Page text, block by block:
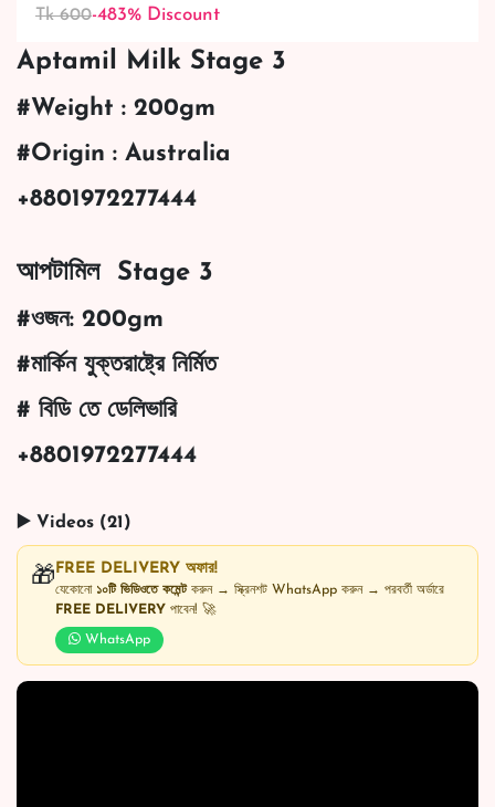
Tk 600-483% Discount
Aptamil Milk Stage 3
#Weight : 200gm
#Origin : Australia
+8801972277444
আপটামিল Stage 3
#ওজন: 200gm
#মার্কিন যুক্তরাষ্ট্রে নির্মিত
# বিডি তে ডেলিভারি
+8801972277444
▶️ Videos (21)
🎁 FREE DELIVERY অফার!
যেকোনো ১০টি ভিডিওতে কমেন্টকরুন → স্ক্রিনশট WhatsApp করুন → পরবর্তী অর্ডারে
FREE DELIVERY পাবেন! 🚀
WhatsApp